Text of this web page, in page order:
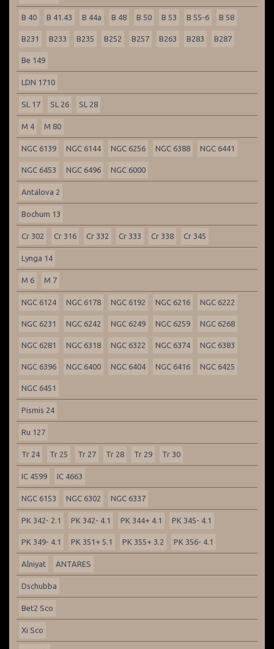
B 40 B 41.43 B 44a B 48 B 50 B 53 B 55-6 B 58
B231 B233 B235 B252 B257 B263 B283 B287
Be 149
LDN 1710
SL 17 SL 26 SL 28
M 4 M 80
NGC 6139 NGC 6144 NGC 6256 NGC 6388 NGC 6441
NGC 6453 NGC 6496 NGC 6000
Antalova 2
Bochum 13
Cr 302 Cr 316 Cr 332 Cr 333 Cr 338 Cr 345
Lynga 14
M 6 M 7
NGC 6124 NGC 6178 NGC 6192 NGC 6216 NGC 6222
NGC 6231 NGC 6242 NGC 6249 NGC 6259 NGC 6268
NGC 6281 NGC 6318 NGC 6322 NGC 6374 NGC 6383
NGC 6396 NGC 6400 NGC 6404 NGC 6416 NGC 6425
NGC 6451
Pismis 24
Ru 127
Tr 24 Tr 25 Tr 27 Tr 28 Tr 29 Tr 30
IC 4599 IC 4663
NGC 6153 NGC 6302 NGC 6337
PK 342- 2.1 PK 342- 4.1 PK 344+ 4.1 PK 345- 4.1
PK 349- 4.1 PK 351+ 5.1 PK 355+ 3.2 PK 356- 4.1
Alniyat ANTARES
Dschubba
Bet2 Sco
Xi Sco